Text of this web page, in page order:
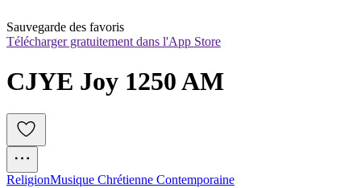
Sauvegarde des favoris
Télécharger gratuitement dans l'App Store
CJYE Joy 1250 AM
ReligionMusique Chrétienne Contemporaine